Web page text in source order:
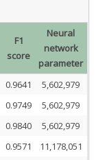
F1
score
Neural
network
parameter
0.9641
5,602,979
0.9749
5,602,979
0.9840 5,602,979
0.9571
11,178,051